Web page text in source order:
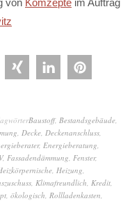
Baustoff, Bestandsgebäude
Decke Deckenanschluss
, Energieberatung
, Fassadendämmung Fenster,
Heizung
Klimafreundlich Kredit
ökologisch Rollladenkasten